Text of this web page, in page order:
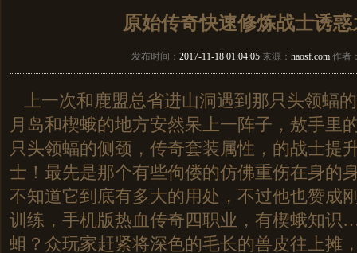
原始传奇快速修炼战士诱惑
发布时间： 2017-11-18 01:04:05 来源： haosf.com 作者
上一次和鹿盟总省进山洞遇到那只头领蝠
月岛和楔蛾的地方安然呆上一阵子，敖手里
只头领蝠的侧颈，传奇套装属性，的战士提
士！最先是那个有些佝偻的仿佛重伤在身的
不知道它到底有多大的用处，不过他也赞成
训练，手机版热血传奇四职业，有楔蛾知
蛆？众玩家赶紧将深色的毛长的兽皮往上摊